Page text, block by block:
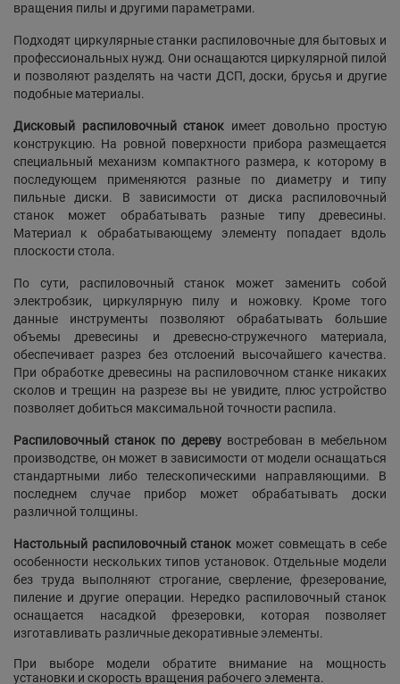
вращения пилы и другими параметрами.
Подходят циркулярные станки распиловочные для бытовых и
профессиональных нужд. Они оснащаются циркулярной пилой
и позволяют разделять на части ДСП, доски, брусья и другие
подобные материалы.
Дисковый распиловочный станок имеет довольно простую
конструкцию. На ровной поверхности прибора размещается
специальный механизм компактного размера, к которому в
последующем применяются разные по диаметру и типу
пильные диски. В зависимости от диска распиловочный
станок может обрабатывать разные типу древесины.
Материал к обрабатывающему элементу попадает вдоль
плоскости стола.
По сути, распиловочный станок может заменить собой
электробзик, циркулярную пилу и ножовку. Кроме того
данные инструменты позволяют обрабатывать большие
объемы древесины и древесно-стружечного материала,
обеспечивает разрез без отслоений высочайшего качества.
При обработке древесины на распиловочном станке никаких
сколов и трещин на разрезе вы не увидите, плюс устройство
позволяет добиться максимальной точности распила.
Распиловочный станок по деревувостребован в мебельном
производстве, он может в зависимости от модели оснащаться
стандартными либо телескопическими направляющими. В
последнем случае прибор может обрабатывать доски
различной толщины.
Настольный распиловочный станок может совмещать в себе
особенности нескольких типов установок. Отдельные модели
без труда выполняют строгание, сверление, фрезерование,
пиление и другие операции. Нередко распиловочный станок
оснащается насадкой фрезеровки, которая позволяет
изготавливать различные декоративные элементы.
При выборе модели обратите внимание на мощность
установки и скорость вращения рабочего элемента.